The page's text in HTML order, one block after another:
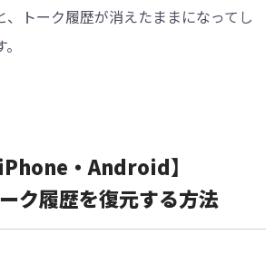
、トーク履歴が消えたままになってし
・Android】
ク履歴を復元する方法